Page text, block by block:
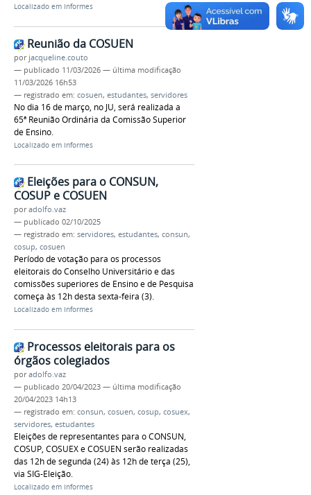
Localizado em Informes
Reunião da COSUEN
por jacqueline.couto
— publicado 11/03/2026 — última modificação
11/03/2026 16h53
— registrado em: cosuen, estudantes, servidores
No dia 16 de março, no JU, será realizada a
65ª Reunião Ordinária da Comissão Superior
de Ensino.
Localizado em Informes
Eleições para o CONSUN,
COSUP e COSUEN
poradolfo.vaz
— publicado 02/10/2025
— registrado em: servidores, estudantes, consun,
cosup, cosuen
Período de votação para os processos
eleitorais do Conselho Universitário e das
comissões superiores de Ensino e de Pesquisa
começa às 12h desta sexta-feira (3).
Localizado em Informes
Processos eleitorais para os
órgãos colegiados
poradolfo.vaz
— publicado 20/04/2023 — última modificação
20/04/2023 14h13
— registrado em: consun, cosuen, cosup, cosuex,
servidores, estudantes
Eleições de representantes para o CONSUN,
COSUP, COSUEX e COSUEN serão realizadas
das 12h de segunda (24) às 12h de terça (25),
via SIG-Eleição.
Localizado em Informes